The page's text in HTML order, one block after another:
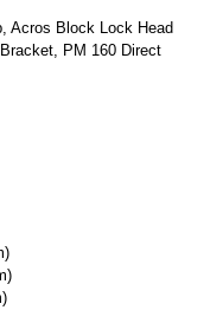
Acros Block Lock Head
PM 160 Direct